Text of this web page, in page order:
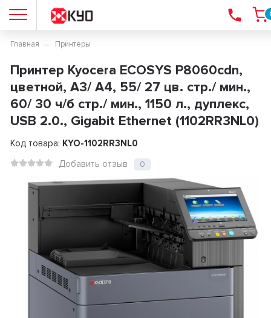
Главная Принтеры
Принтер Kyocera ECOSYS P8060cdn,
цветной, А3/ А4, 55/ 27 цв. стр./ мин.,
60/ 30 ч/б стр./ мин., 1150 л., дуплекс,
USB 2.0., Gigabit Ethernet (1102RR3NL0)
Код товара: KYO-1102RR3NL0
Добавить отзыв
0